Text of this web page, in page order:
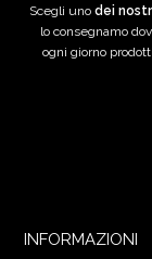
Scegli uno dei
lo consegnamo
ogni giorno
INFORMAZIONI